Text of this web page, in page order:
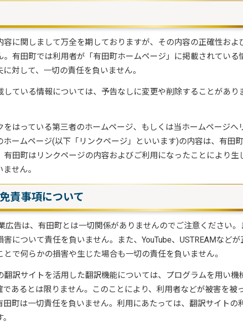
に関しまして万全を期しておりますが、その内容の正確性およ
有田町では利用者が「有田町ホームページ」に掲載されている
対して、一切の責任を負いません。
ている情報については、予告なしに変更や削除することがあり
はっている第三者のホームページ、もしくは当ホームページへ
ームページ(以下「リンクページ」といいます)の内容は、有田町
田町はリンクページの内容およびご利用になったことにより生
せん。
責事項について
広告は、有田町とは一切関係がありませんのでご注意ください。
について責任を負いません。また、YouTube、USTREAMなどが
で何らかの損害や生じた場合も一切の責任を負いません。
訳サイトを活用した翻訳機能については、プログラムを用い機
あるとは限りません。このことにより、利用者などが被害を被
町は一切責任を負いません。利用にあたっては、翻訳サイトの